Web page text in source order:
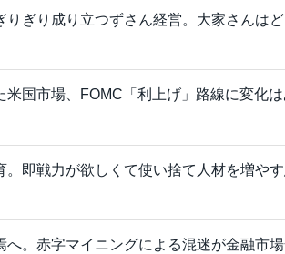
りぎり成り立つずさん経営。大家さんは
米国市場、FOMC「利上げ」路線に変化は
。即戦力が欲しくて使い捨て人材を増やす
へ。赤字マイニングによる混迷が金融市